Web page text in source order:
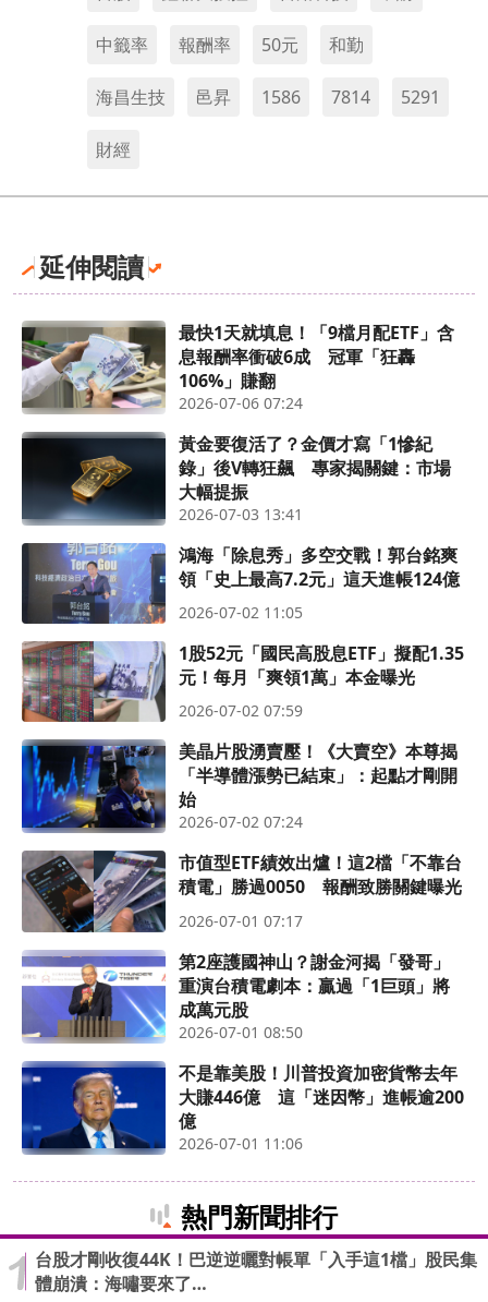
中籤率 報酬率 50元 和勤
海昌生技 邑昇 1586 7814 5291
財經
延伸閱讀
最快1天就填息！「9檔月配ETF」含
息報酬率衝破6成 冠軍「狂轟
106%」賺翻
2026-07-06 07:24
黃金要復活了？金價才寫「1慘紀
錄」後V轉狂飆 專家揭關鍵：市場
大幅提振
2026-07-03 13:41
鴻海「除息秀」多空交戰！郭台銘爽
領「史上最高7.2元」這天進帳124億
2026-07-02 11:05
1股52元「國民高股息ETF」擬配1.35
元！每月「爽領1萬」本金曝光
2026-07-02 07:59
美晶片股湧賣壓！《大賣空》本尊揭
「半導體漲勢已結束」：起點才剛開
始
2026-07-02 07:24
市值型ETF績效出爐！這2檔「不靠台
積電」勝過0050 報酬致勝關鍵曝光
2026-07-01 07:17
第2座護國神山？謝金河揭「發哥」
重演台積電劇本：贏過「1巨頭」將
成萬元股
2026-07-01 08:50
不是靠美股！川普投資加密貨幣去年
大賺446億 這「迷因幣」進帳逾200
億
2026-07-01 11:06
熱門新聞排行
台股才剛收復44K！巴逆逆曬對帳單「入手這1檔」股民集
體崩潰：海嘯要來了…